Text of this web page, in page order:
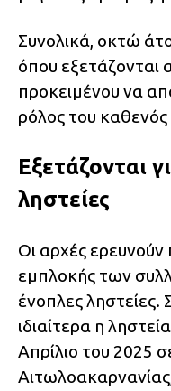
Συνολικά, οκτώ
όπου εξετάζονται
προκειμένου να
ρόλος του
Εξετάζονται
ληστείες
Οι αρχές
εμπλοκής των
ένοπλες ληστείες.
ιδιαίτερα η
Απρίλιο του 2025